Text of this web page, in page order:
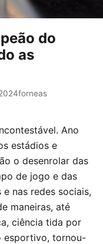
do
as
forneas
Ano
estádios e
o desenrolar das
de jogo e das
nas redes sociais,
maneiras, até
ciência tida por
esportivo, tornou-